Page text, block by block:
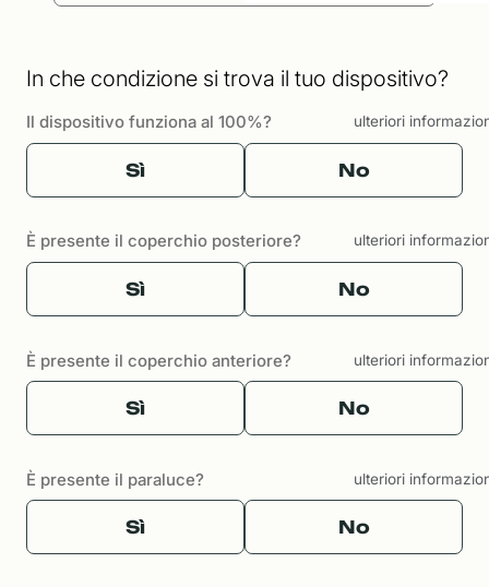
In che condizione si trova il tuo dispositivo?
Il dispositivo funziona al 100%? ulteriori
Sì No
È presente il coperchio posteriore? ulteriori
Sì No
È presente il coperchio anteriore? ulteriori
Sì No
È presente il paraluce? ulteriori
Sì No